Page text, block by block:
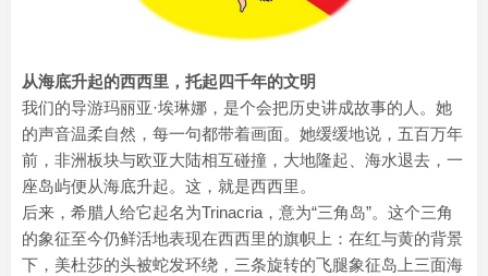
从海底升起的西西里，托起四千年的文明
我们的导游玛丽亚·埃琳娜，是个会把历史讲成故事的人。她
的声音温柔自然，每一句都带着画面。她缓缓地说，五百万年
前，非洲板块与欧亚大陆相互碰撞，大地隆起、海水退去，一
座岛屿便从海底升起。这，就是西西里。
后来，希腊人给它起名为Trinacria，意为“三角岛”。这个三角
的象征至今仍鲜活地表现在西西里的旗帜上：在红与黄的背景
下，美杜莎的头被蛇发环绕，三条旋转的飞腿象征岛上三面海